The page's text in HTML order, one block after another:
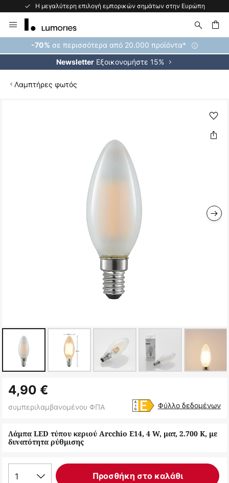
Η μεγαλύτερη επιλογή εμπορικών σημάτων στην Ευρώπη
Μετάβαση
στο
περιεχόμενο
-70% σε περισσότερα από 20.000 προϊόντα*
Newsletter Εξοικονομήστε 15%
Λαμπτήρες φωτός
στην
αρχή
συλλογής
εικόνων
Λάμπα LED τύπου κεριού Arcchio E14, 4 W, ματ, 2.700 K, με
δυνατότητα ρύθμισης
4,90 €
συμπεριλαμβανομένου ΦΠΑ Φύλλο δεδομένων
1 Προσθήκη στο καλάθι